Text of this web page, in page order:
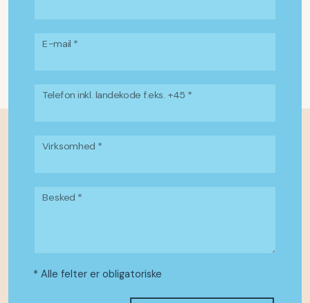
E-mail *
Telefon inkl. landekode f.eks. +45 *
Virksomhed *
Besked *
* Alle felter er obligatoriske